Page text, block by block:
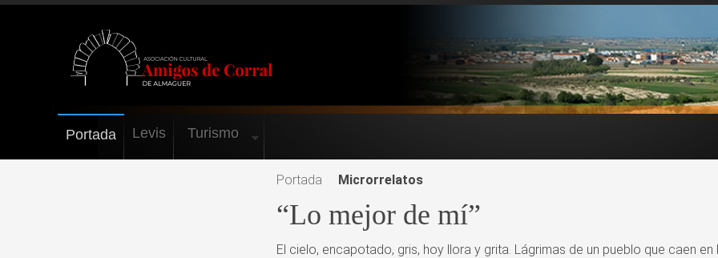
Portada Levis Turismo
Portada Microrrelatos
“Lo mejor de mí”
El cielo, encapotado, gris, hoy llora y grita. Lágrimas de un pueblo que caen en